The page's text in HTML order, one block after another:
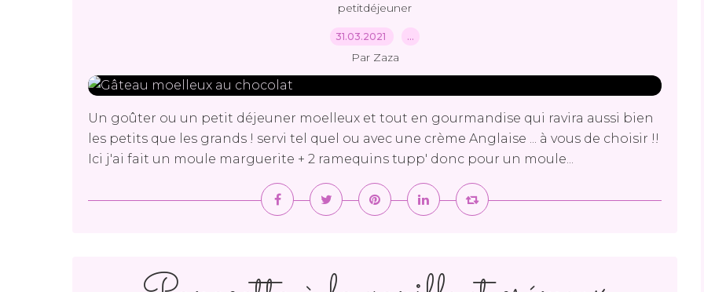
petitdéjeuner
31.03.2021 …
Par Zaza
Un goûter ou un petit déjeuner moelleux et tout en gourmandise qui ravira aussi bien
les petits que les grands ! servi tel quel ou avec une crème Anglaise ... à vous de choisir !!
Ici j'ai fait un moule marguerite + 2 ramequins tupp' donc pour un moule...